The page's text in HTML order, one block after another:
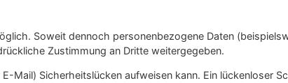
Soweit dennoch personenbezogene Daten
Zustimmung an Dritte weitergegeben.
Mail) Sicherheitslücken aufweisen kann. Ein lückenloser